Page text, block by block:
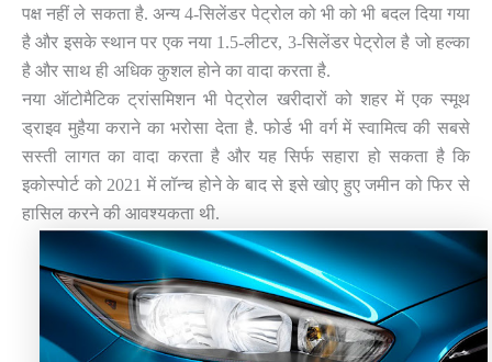
पक्ष नहीं ले सकता है. अन्य 4-सिलेंडर पेट्रोल को भी को भी बदल दिया गया
है और इसके स्थान पर एक नया 1.5-लीटर, 3-सिलेंडर पेट्रोल है जो हल्का
है और साथ ही अधिक कुशल होने का वादा करता है.
नया ऑटोमैटिक ट्रांसमिशन भी पेट्रोल खरीदारों को शहर में एक स्मूथ
ड्राइव मुहैया कराने का भरोसा देता है. फोर्ड भी वर्ग में स्वामित्व की सबसे
सस्ती लागत का वादा करता है और यह सिर्फ सहारा हो सकता है कि
इकोस्पोर्ट को 2021 में लॉन्च होने के बाद से इसे खोए हुए जमीन को फिर से
हासिल करने की आवश्यकता थी.